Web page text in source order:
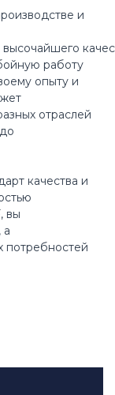
и
работу
опыту и
отраслей
качества и
вы
а
потребностей